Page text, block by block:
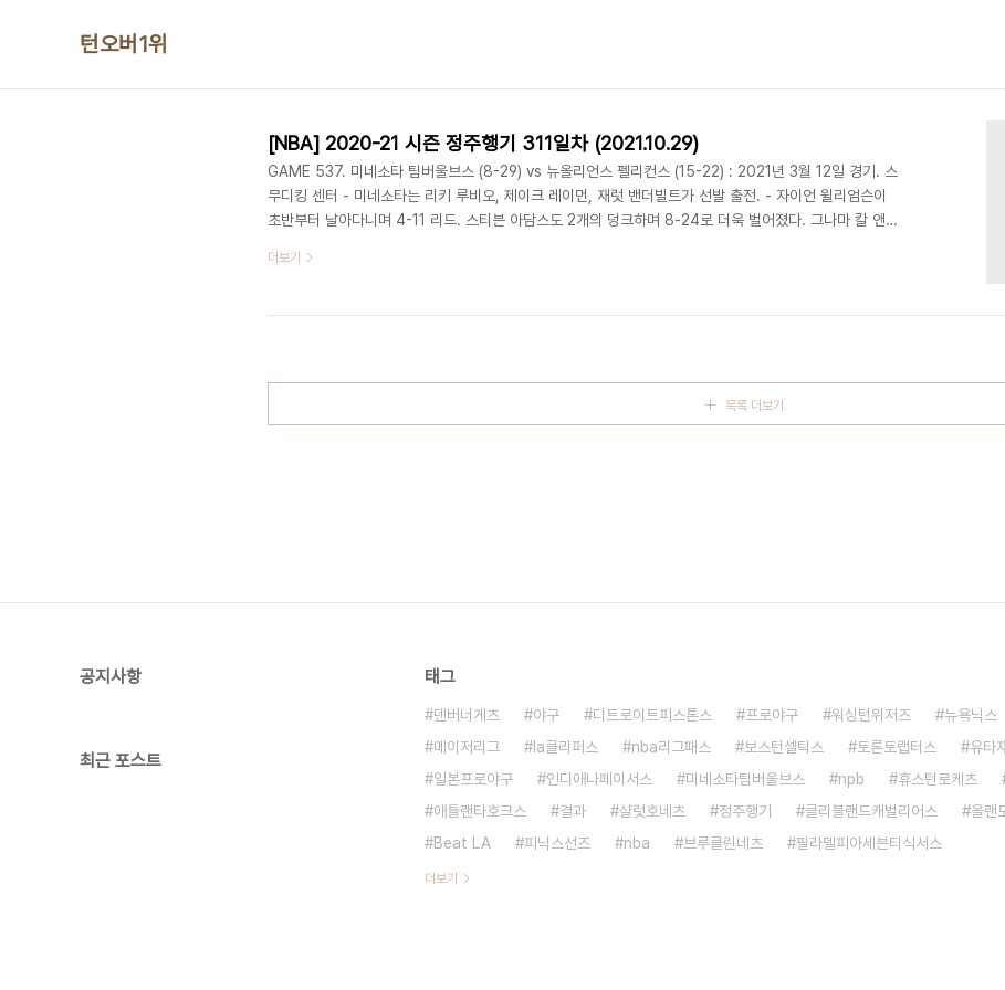
턴오버1위
[NBA] 2020-21 시즌 정주행기 311일차 (2021.10.29)
GAME 537. 미네소타 팀버울브스 (8-29) vs 뉴올리언스 펠리컨스 (15-22) : 2021년 3월 12일 경기. 스
무디킹 센터 - 미네소타는 리키 루비오, 제이크 레이먼, 재럿 밴더빌트가 선발 출전. - 자이언 윌리엄슨이
초반부터 날아다니며 4-11 리드. 스티븐 아담스도 2개의 덩크하며 8-24로 더욱 벌어졌다. 그나마 칼 앤서
료. - 잭슨 헤이즈가 팔로우업 덩크에 블락하는 등 자신의 역할 잘 해내. 미네소타는 맥대니얼스가 좋은 슛
체공시간 이용해 득점하며 48-46 역전. 에드워즈..
더보기
목록 더보기
공지사항
최근 포스트
태그
덴버너게츠 야구 디트로이트피스톤스 프로야구 워싱턴위저즈 뉴욕닉스
메이저리그
la클리퍼스 nba리그패스 보스턴셀틱스 토론토랩터스
유타
일본프로야구
인디애나페이서스 미네소타팀버울브스 npb 휴스턴로케츠
애틀랜타호크스
결과 샬럿호네츠 정주행기 클리블랜드캐벌리어스
올랜
Beat LA
피닉스선즈 nba 브루클린네츠 필라델피아세븐티식서스
더보기